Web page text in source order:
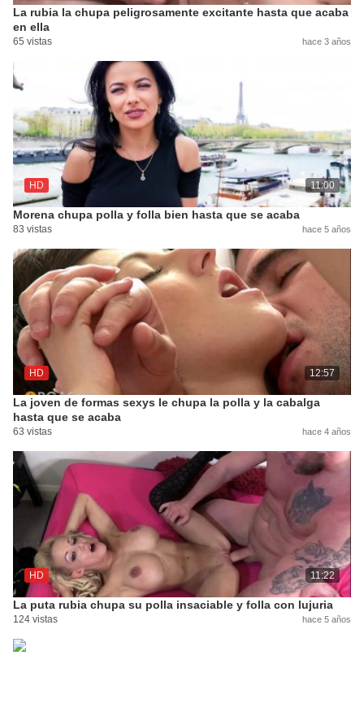
La rubia la chupa peligrosamente excitante hasta que acaba
en ella
65 vistas hace 3 años
HD 11:00
Morena chupa polla y folla bien hasta que se acaba
83 vistas hace 5 años
HD 12:57
La joven de formas sexys le chupa la polla y la cabalga
hasta que se acaba
63 vistas hace 4 años
HD 11:22
La puta rubia chupa su polla insaciable y folla con lujuria
124 vistas hace 5 años